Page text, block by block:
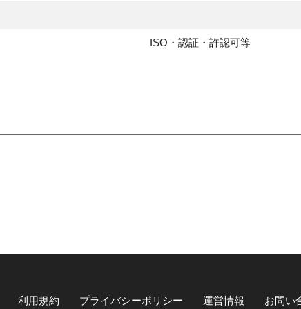
ISO・認証・許認可等
利用規約 プライバシーポリシー 運営情報 お問い